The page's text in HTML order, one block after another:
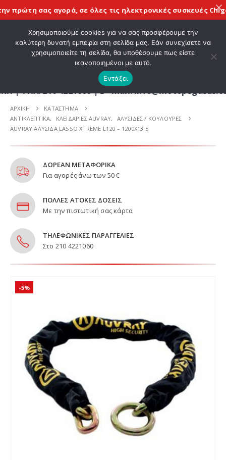
ΚΑΛΩΣ ΗΡΘΑΤΕ ΣΤΟ E-SHOP ΜΟΤΟ ΠΗΓΑΣΟΣ !
| E - mail: info@motopegasus.com |
ΑΡΧΙΚΉ
ΚΑΤΆΣΤΗΜΑ
ΑΝΤΙΚΛΕΠΤΙΚΑ, ΚΛΕΙΔΑΡΙΕΣ AUVRAY,
ΑΛΥΣΙΔΕΣ / ΚΟΥΛΟΥΡΕΣ
AUVRAY ΑΛΥΣΙΔΑ LASSO XTREME L120 – 1200X13,5
ΔΩΡΕΑΝ ΜΕΤΑΦΟΡΙΚΑ
Για αγορές άνω των 50 €
ΠΟΛΛΕΣ ΑΤΟΚΕΣ ΔΟΣΕΙΣ
Με την πιστωτική σας κάρτα
ΤΗΛΕΦΩΝΙΚΕΣ ΠΑΡΑΓΓΕΛΙΕΣ
Στο 210 4221060
-5%
πρώτη σας αγορά, σε όλες τιςηλεκτρονικές συσκευές Chigee
Χρησιμοποιούμε cookies για να σας προσφέρουμε την
καλύτερη δυνατή εμπειρία στη σελίδα μας. Εάν συνεχίσετε να
χρησιμοποιείτε τη σελίδα, θα υποθέσουμε πως είστε
ικανοποιημένοι με αυτό.
Εντάξει